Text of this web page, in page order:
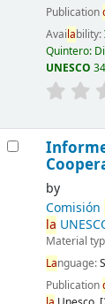
Publication
Availability:
Quintero:
UNESCO
by
Comisión
la
Material
Language:
Publication